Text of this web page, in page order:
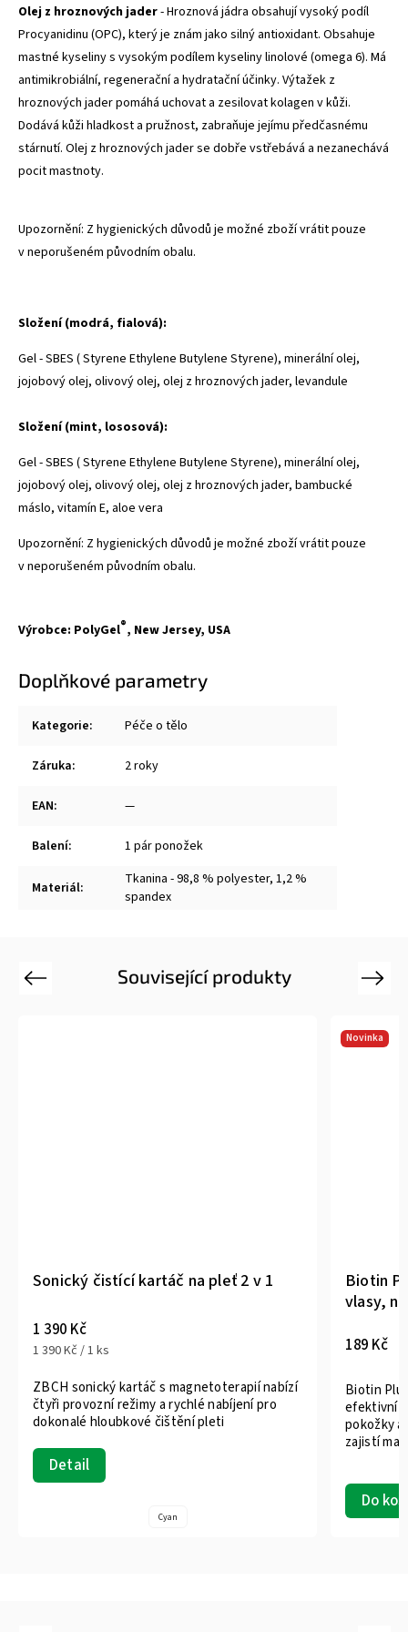
Olej z hroznových jader- Hroznová jádra obsahují vysoký podíl
Procyanidinu (OPC), který je znám jako silný antioxidant. Obsahuje
mastné kyseliny s vysokým podílem kyseliny linolové (omega 6). Má
antimikrobiální, regenerační a hydratační účinky. Výtažek z
hroznových jader pomáhá uchovat a zesilovat kolagen v kůži.
Dodává kůži hladkost a pružnost, zabraňuje jejímu předčasnému
stárnutí. Olej z hroznových jader se dobře vstřebává a nezanechává
pocit mastnoty.
Upozornění: Z hygienických důvodů je možné zboží vrátit pouze
v neporušeném původním obalu.
Složení (modrá, fialová):
Gel - SBES (Styrene Ethylene Butylene Styrene), minerální olej,
jojobový olej, olivový olej, olej z hroznových jader, levandule
Složení (mint, lososová):
Gel - SBES (Styrene Ethylene Butylene Styrene), minerální olej,
jojobový olej, olivový olej, olej z hroznových jader, bambucké
máslo, vitamín E, aloe vera
Upozornění: Z hygienických důvodů je možné zboží vrátit pouze
v neporušeném původním obalu.
Výrobce: PolyGel®, New Jersey, USA
Doplňkové parametry
Kategorie: Péče o tělo
Záruka: 2 roky
EAN: —
Balení: 1 pár ponožek
Materiál:
Tkanina - 98,8 % polyester, 1,2 %
spandex
Související produkty
Previous
Sonický čistící kartáč na pleť 2 v 1
1 390 Kč
1 390 Kč / 1 ks
Detail
ZBCH sonický kartáč s magnetoterapií nabízí
čtyři provozní režimy a rychlé nabíjení pro
dokonalé hloubkové čištění pleti
Cyan
Novinka
Biotin
vlasy,
189 Kč
Do
Biotin
efektivní
pokožky
zajistí
Next